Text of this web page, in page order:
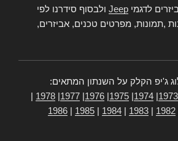
לדגמי Jeep ולבסוף סידרנו לפי
,תמונות, מפרטים טכנים, אביזרים,
ג'יפ הקלק על השנתון המתאים:
1973
1974
1975
1976
1977
1978
1982
1983
1984
1985
1986